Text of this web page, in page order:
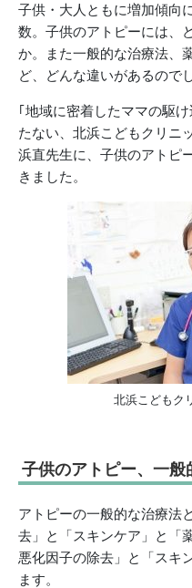
子供・大人ともに増加傾向
数。子供のアトピーには、
か。また一般的な治療法、
ど、どんな違いがあるので
｢地域に密着したママの駆
たない、北浜こどもクリニ
浜直先生に、子供のアトピ
きました。
北浜こどもク
子供のアトピー、一般
アトピーの一般的な治療法
去」と「スキンケア」と「
悪化因子の除去」と「スキ
ます。